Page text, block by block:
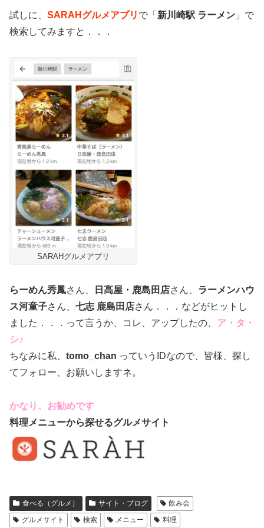
試しに、 SARAHグルメアプリ で「 新川崎駅 ラーメン 」で
検索してみますと．．．
SARAHグルメアプリ
らーめん秀鳳さん、 日高屋・鹿島田店さん、 ラーメンハウ
ス河童子さん、 七志 鹿島田店さん．．．などがヒットし
ました．．．って言うか、コレ、アップしたの、 ア・タ・
シ♪
ちなみに私、 tomo_chan っていうIDなので、皆様、探し
てフォロー、お願いしますネ。
かなり、お勧めです
料理メニューから探せるグルメサイト
食べる（グルメ） サイト・ブログ
飲み会
グルメサイト
検索 メニュー 料理